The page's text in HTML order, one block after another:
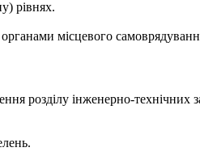
рівнях.
місцевого
інженерно-технічних